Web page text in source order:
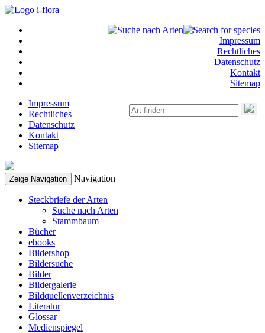
Impressum
Rechtliches
Datenschutz
Kontakt
Sitemap
Impressum
Rechtliches
Datenschutz
Kontakt
Sitemap
Zeige Navigation Navigation
Steckbriefe der Arten
Suche nach Arten
Stammbaum
Bücher
ebooks
Bildershop
Bildersuche
Bilder
Bildergalerie
Bildquellenverzeichnis
Literatur
Glossar
Medienspiegel